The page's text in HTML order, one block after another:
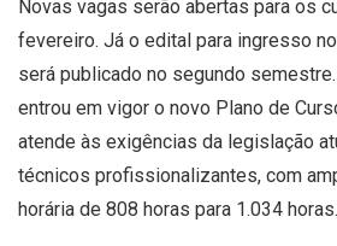
Novas vagas serão abertas para os
fevereiro. Já o edital para ingresso
será publicado no segundo
entrou em vigor o novo Plano de
atende às exigências da legislação
técnicos profissionalizantes, com
horária de 808 horas para 1.034 horas.